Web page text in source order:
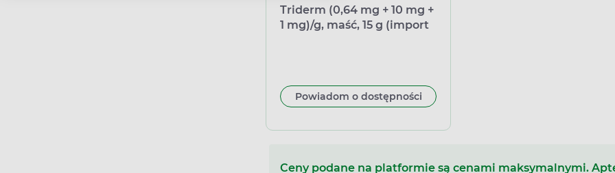
Triderm (0,64 mg + 10 mg +
1 mg)/g, maść, 15 g (import
Powiadom o dostępności
Ceny podane na platformie są cenami maksymalnymi.